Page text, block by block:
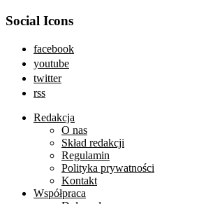
Social Icons
facebook
youtube
twitter
rss
Redakcja
O nas
Skład redakcji
Regulamin
Polityka prywatności
Kontakt
Współpraca